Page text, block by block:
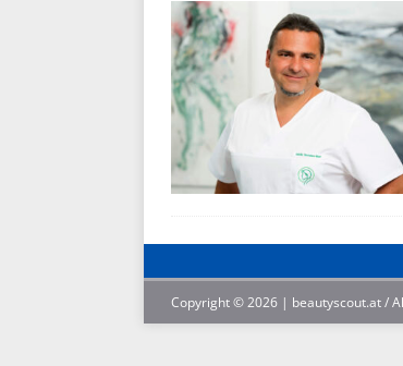
Copyright © 2026 | beautyscout.at /